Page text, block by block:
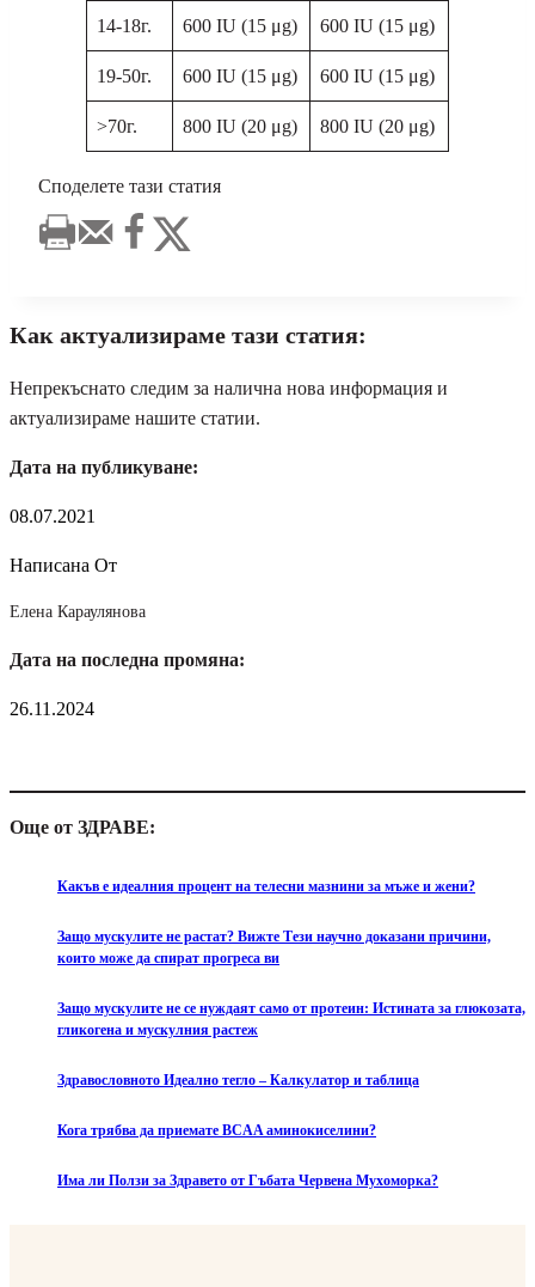
14-18г. 600 IU (15 μg) 600 IU (15 μg)
19-50г. 600 IU (15 μg) 600 IU (15 μg)
>70г. 800 IU (20 μg) 800 IU (20 μg)
Споделете тази статия
Как актуализираме тази статия:
Непрекъснато следим за налична нова информация и
актуализираме нашите статии.
Дата на публикуване:
08.07.2021
Написана От
Елена Караулянова
Дата на последна промяна:
26.11.2024
Още от ЗДРАВЕ:
Какъв е идеалния процент на телесни мазнини за мъже и жени?
Защо мускулите не растат? Вижте Тези научно доказани причини,
които може да спират прогреса ви
Защо мускулите не се нуждаят само от протеин: Истината за глюкозата,
гликогена и мускулния растеж
Здравословното Идеално тегло – Калкулатор и таблица
Кога трябва да приемате BCAA аминокиселини?
Има ли Ползи за Здравето от Гъбата Червена Мухоморка?